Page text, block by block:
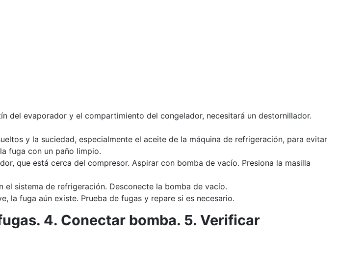
del evaporador y el compartimiento del congelador, necesitará un destornillador.
y la suciedad, especialmente el aceite de la máquina de refrigeración, para evitar
fuga con un paño limpio.
que está cerca del compresor. Aspirar con bomba de vacío. Presiona la masilla
sistema de refrigeración. Desconecte la bomba de vacío.
la fuga aún existe. Prueba de fugas y repare si es necesario.
4. Conectar bomba. 5. Verificar